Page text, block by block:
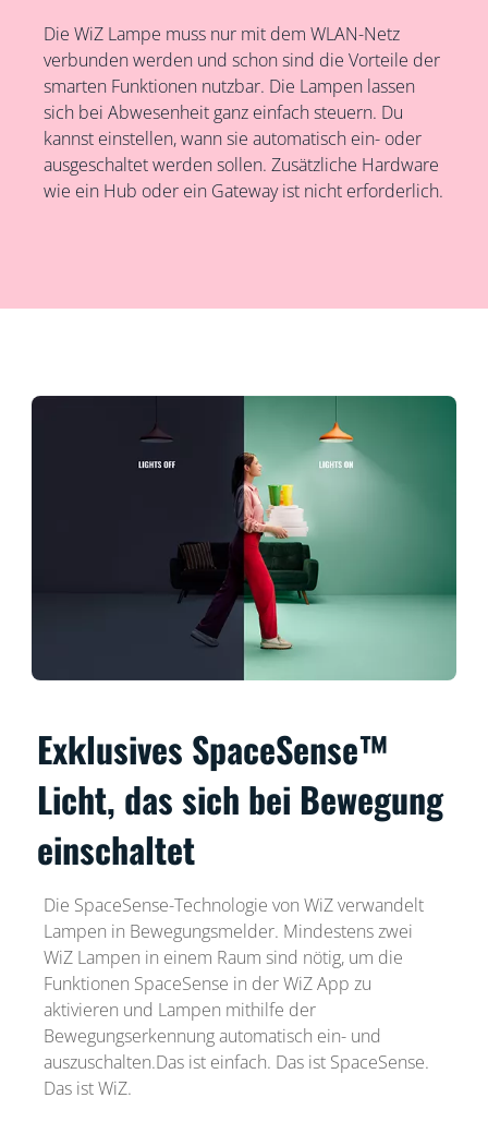
Die WiZ Lampe muss nur mit dem WLAN-Netz
verbunden werden und schon sind die Vorteile der
smarten Funktionen nutzbar. Die Lampen lassen
sich bei Abwesenheit ganz einfach steuern. Du
kannst einstellen, wann sie automatisch ein- oder
ausgeschaltet werden sollen. Zusätzliche Hardware
wie ein Hub oder ein Gateway ist nicht erforderlich.
Exklusives SpaceSense™
Licht, das sich bei Bewegung
einschaltet
Die SpaceSense-Technologie von WiZ verwandelt
Lampen in Bewegungsmelder. Mindestens zwei
WiZ Lampen in einem Raum sind nötig, um die
Funktionen SpaceSense in der WiZ App zu
aktivieren und Lampen mithilfe der
Bewegungserkennung automatisch ein- und
auszuschalten.Das ist einfach. Das ist SpaceSense.
Das ist WiZ.